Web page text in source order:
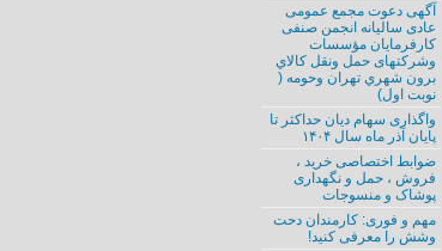
آگهی دعوت مجمع عمومی
عادی سالیانه انجمن صنفی
کارفرمایان مؤسسات
وشرکتهای حمل ونقل كالاي
برون شهري تهران وحومه (
نوبت اول)
واگذاری سهام دیان حداکثر تا
پایان آذر ‌ماه سال ۱۴۰۴
ضوابط اختصاصی خرید ،
فروش ، حمل و نگهداری
پوشاک و منسوجات
مهم و فوری: کارمندان دحت
وشش را معرفی کنید!